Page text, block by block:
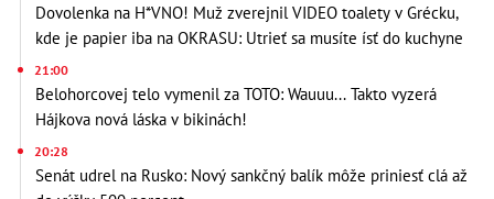
Dovolenka na H*VNO! Muž zverejnil VIDEO toalety v Grécku,
kde je papier iba na OKRASU: Utrieť sa musíte ísť do kuchyne
21:00
Belohorcovej telo vymenil za TOTO: Wauuu... Takto vyzerá
Hájkova nová láska v bikinách!
20:28
Senát udrel na Rusko: Nový sankčný balík môže priniesť clá až